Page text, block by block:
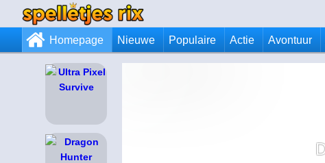
Homepage Nieuwe Populaire Actie Avontuur